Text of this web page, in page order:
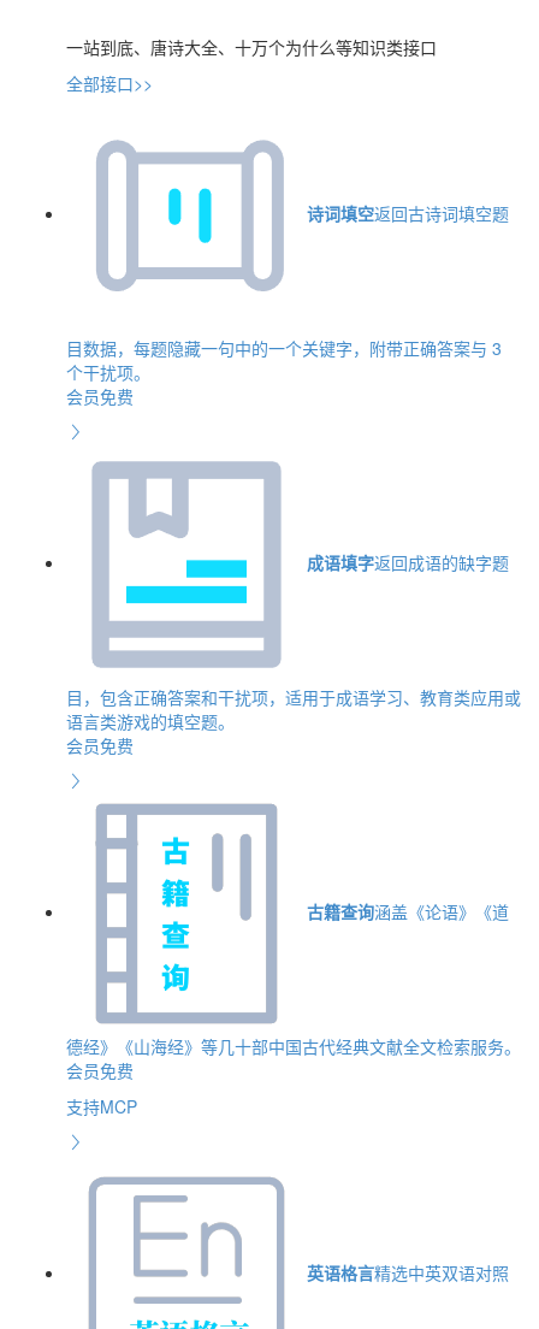
一站到底、唐诗大全、十万个为什么等知识类接口
全部接口>>
诗词填空返回古诗词填空题
目数据，每题隐藏一句中的一个关键字，附带正确答案与 3
个干扰项。
会员免费
成语填字返回成语的缺字题
目，包含正确答案和干扰项，适用于成语学习、教育类应用或
语言类游戏的填空题。
会员免费
古籍查询涵盖《论语》《道
德经》《山海经》等几十部中国古代经典文献全文检索服务。
会员免费
支持MCP
英语格言精选中英双语对照